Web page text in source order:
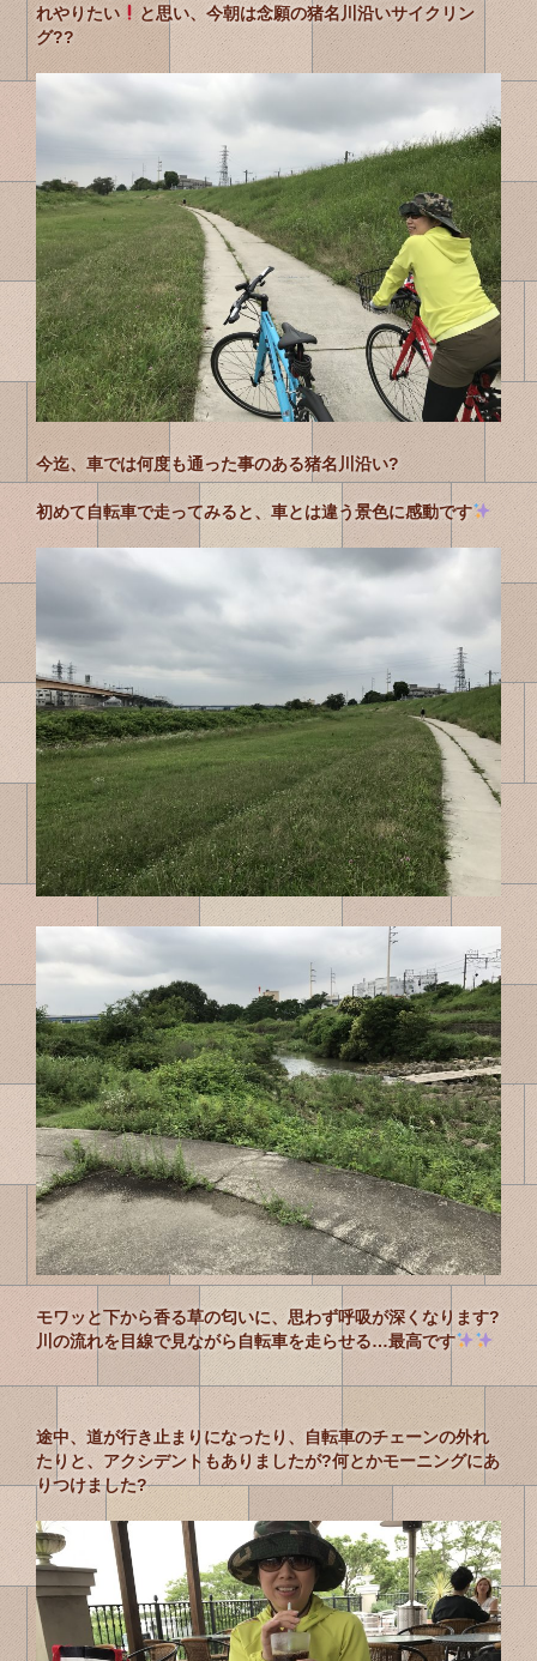
れやりたい
と思い、今朝は念願の猪名川沿いサイクリン
グ??
今迄、車では何度も通った事のある猪名川沿い?
初めて自転車で走ってみると、車とは違う景色に感動です
モワッと下から香る草の匂いに、思わず呼吸が深くなります?
川の流れを目線で見ながら自転車を走らせる…最高です
途中、道が行き止まりになったり、自転車のチェーンの外れ
たりと、アクシデントもありましたが?何とかモーニングにあ
りつけました?